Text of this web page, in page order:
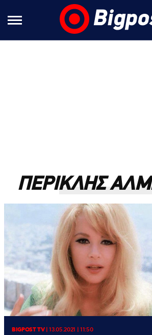
ΠΕΡΙΚΛΗΣ
BIGPOST TV|13.05.2021 | 11:50